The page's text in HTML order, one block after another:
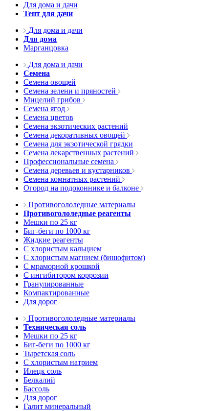
Для дома и дачи
Тент для дачи
Для дома и дачи
Для дома
Марганцовка
Для дома и дачи
Семена
Семена овощей
Семена зелени и пряностей
Мицелий грибов
Семена ягод
Семена цветов
Семена экзотических растений
Семена декоративных овощей
Семена для экзотической грядки
Семена лекарственных растений
Профессиональные семена
Семена деревьев и кустарников
Семена комнатных растений
Огород на подоконнике и балконе
Противогололедные материалы
Противогололедные реагенты
Мешки по 25 кг
Биг-беги по 1000 кг
Жидкие реагенты
С хлористым кальцием
С хлористым магнием (бишофитом)
С мраморной крошкой
С ингибитором коррозии
Гранулированные
Компактированные
Для дорог
Противогололедные материалы
Техническая соль
Мешки по 25 кг
Биг-беги по 1000 кг
Тыретская соль
С хлористым натрием
Илецк соль
Белкалий
Бассоль
Для дорог
Галит минеральный